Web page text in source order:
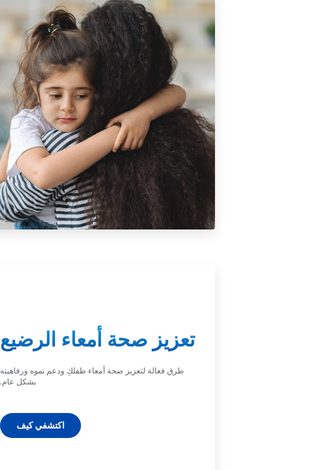
تعزيز صحة أمعاء الرضيع
طرق فعالة لتعزيز صحة أمعاء طفلكِ ودعم نموه ورفاهيته
بشكل عام.
اكتشفي كيف